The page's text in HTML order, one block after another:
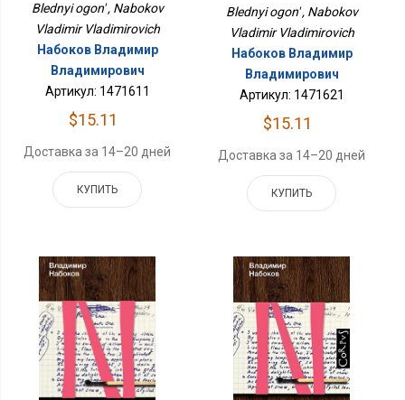
Blednyi ogon' , Nabokov
Vladimir Vladimirovich
Набоков Владимир
Владимирович
Артикул: 1471611
$15.11
Доставка за 14–20 дней
КУПИТЬ
Blednyi ogon' , Nabokov
Vladimir Vladimirovich
Набоков Владимир
Владимирович
Артикул: 1471621
$15.11
Доставка за 14–20 дней
КУПИТЬ